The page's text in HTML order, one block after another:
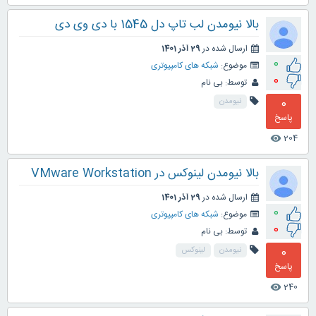
0
0
0
پاسخ
204
visibility
بالا نیومدن لب تاپ دل 1545 با دی وی دی
ارسال شده در29 آذر 1401
موضوع: شبکه های کامپیوتری
توسط: بی نام
نیومدن
0
0
0
پاسخ
240
visibility
بالا نیومدن لینوکس در VMware Workstation
ارسال شده در29 آذر 1401
موضوع: شبکه های کامپیوتری
توسط: بی نام
نیومدن لینوکس